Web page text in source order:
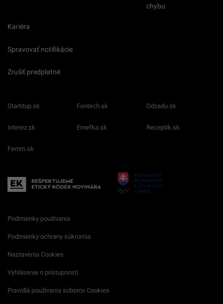
chybu
Kariéra
Spravovať notifikácie
Zrušiť predplatné
Startitup.sk Fontech.sk Odzadu.sk
Interez.sk Emefka.sk Receptik.sk
Femm.sk
Podmienky používania
Podmienky ochrany súkromia
Nastavenia Cookies
Vyhlásenie o prístupnosti
Pravidlá používania súborov Cookies